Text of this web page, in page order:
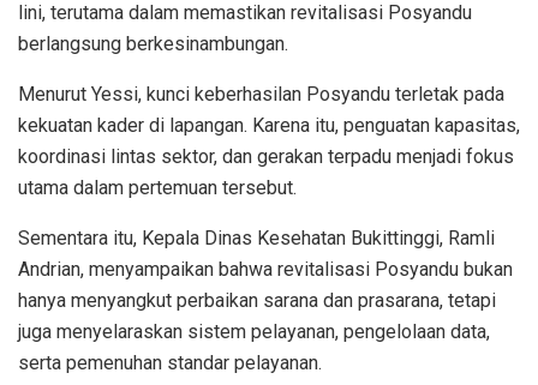
lini, terutama dalam memastikan revitalisasi Posyandu
berlangsung berkesinambungan.
Menurut Yessi, kunci keberhasilan Posyandu terletak pada
kekuatan kader di lapangan. Karena itu, penguatan kapasitas,
koordinasi lintas sektor, dan gerakan terpadu menjadi fokus
utama dalam pertemuan tersebut.
Sementara itu, Kepala Dinas Kesehatan Bukittinggi, Ramli
Andrian, menyampaikan bahwa revitalisasi Posyandu bukan
hanya menyangkut perbaikan sarana dan prasarana, tetapi
juga menyelaraskan sistem pelayanan, pengelolaan data,
serta pemenuhan standar pelayanan.